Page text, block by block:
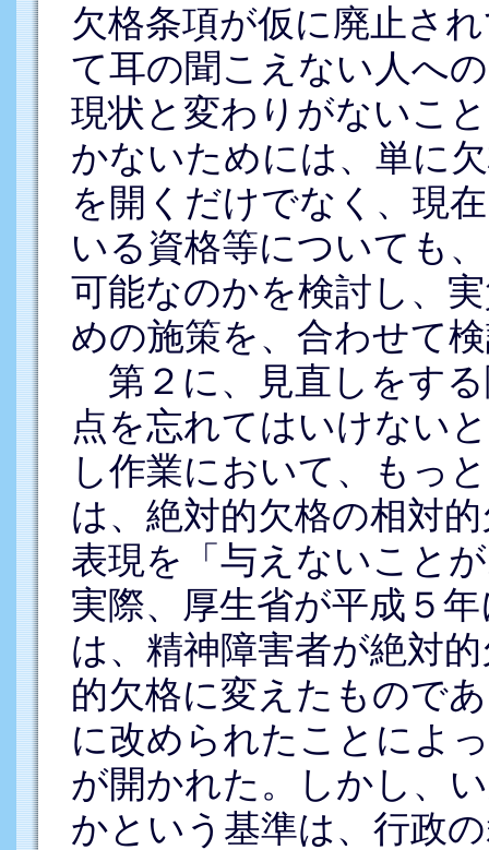
欠格条項が仮に廃止さ
て耳の聞こえない人へ
現状と変わりがないこ
かないためには、単に
を開くだけでなく、現
いる資格等についても
可能なのかを検討し、
めの施策を、合わせて
第２に、見直しをす
点を忘れてはいけない
し作業において、もっ
は、絶対的欠格の相対
表現を「与えないこと
実際、厚生省が平成５
は、精神障害者が絶対
的欠格に変えたもので
に改められたことによ
が開かれた。しかし、
かという基準は、行政